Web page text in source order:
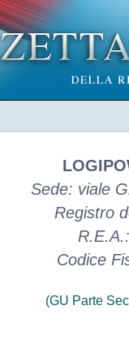
Sede: viale
Registro
Codice
(GU Parte